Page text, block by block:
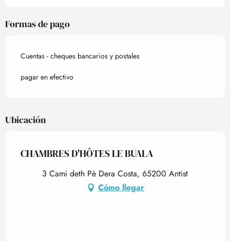
Formas de pago
Cuentas - cheques bancarios y postales
pagar en efectivo
Ubicación
CHAMBRES D'HÔTES LE BUALA
3 Cami deth Pè Dera Costa, 65200 Antist
Cómo llegar